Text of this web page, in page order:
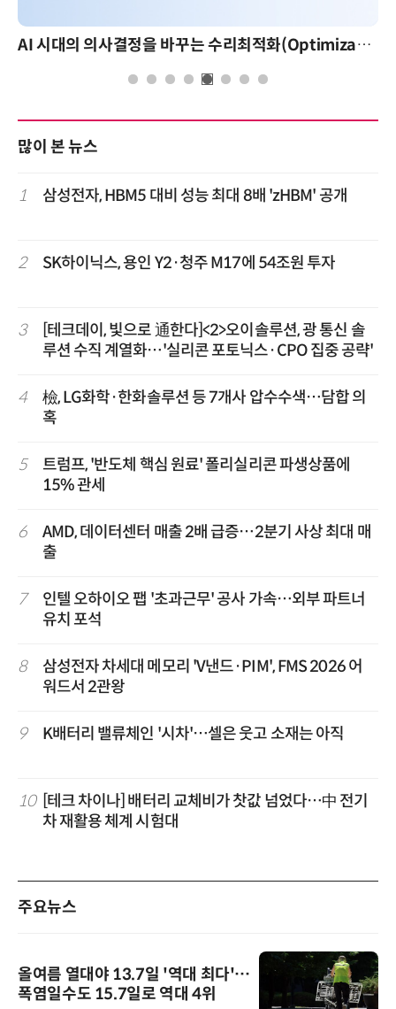
AI 시대의 의사결정을 바꾸는 수리최적화(Optimization): 실제 산업 적용 사례와 활용 전략
많이 본 뉴스
1 삼성전자, HBM5 대비 성능 최대 8배 'zHBM' 공개
2 SK하이닉스, 용인 Y2·청주 M17에 54조원 투자
3
[테크데이, 빛으로 通한다]<2>오이솔루션, 광 통신 솔
루션 수직 계열화…'실리콘 포토닉스·CPO 집중 공략'
4
檢, LG화학·한화솔루션 등 7개사 압수수색…담합 의
혹
5
트럼프, '반도체 핵심 원료' 폴리실리콘 파생상품에
15% 관세
6
AMD, 데이터센터 매출 2배 급증…2분기 사상 최대 매
출
7
인텔 오하이오 팹 '초과근무' 공사 가속…외부 파트너
유치 포석
8
삼성전자 차세대 메모리 'V낸드·PIM', FMS 2026 어
워드서 2관왕
9 K배터리 밸류체인 '시차'…셀은 웃고 소재는 아직
10 [테크 차이나] 배터리 교체비가 찻값 넘었다…中 전기
차 재활용 체계 시험대
주요뉴스
올여름 열대야 13.7일 '역대 최다'…
폭염일수도 15.7일로 역대 4위